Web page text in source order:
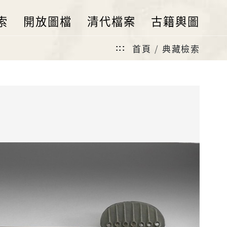
開放圖檔 清代檔案 古籍輿圖
::: 首頁 典藏檢索